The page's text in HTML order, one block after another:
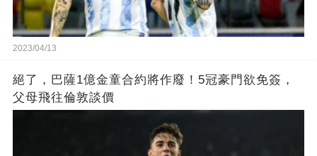
2023/04/13
絕了，巴薩1億金童合約將作廢！5冠豪門欲免簽，
父母飛往倫敦談價